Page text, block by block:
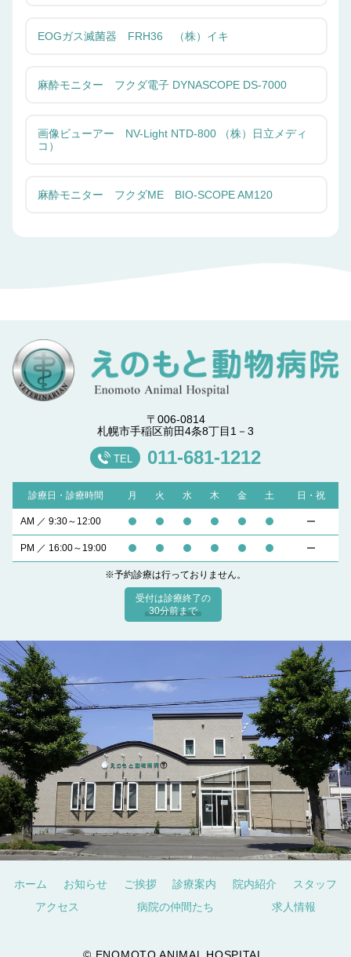
EOGガス滅菌器 FRH36 （株）イキ
麻酔モニター フクダ電子 DYNASCOPE DS-7000
画像ビューアー NV-Light NTD-800 （株）日立メディ
コ）
麻酔モニター フクダME BIO-SCOPE AM120
〒006-0814
札幌市手稲区前田4条8丁目1－3
TEL 011-681-1212
診療日・診療時間 月 火 水 木 金 土 日・祝
AM ／ 9:30～12:00
PM ／ 16:00～19:00
※予約診療は行っておりません。
受付は診療終了の
30分前まで
ホーム お知らせ ご挨拶 診療案内 院内紹介
スタッフ
アクセス
病院の仲間たち 求人情報